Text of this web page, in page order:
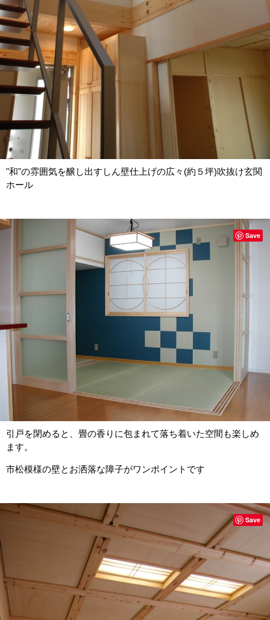
"和"の雰囲気を醸し出すしん壁仕上げの広々(約５坪)吹抜け玄関
ホール
引戸を閉めると、畳の香りに包まれて落ち着いた空間も楽しめ
ます。
市松模様の壁とお洒落な障子がワンポイントです
Save
Save